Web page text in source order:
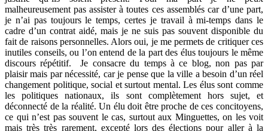
malheureusement pas assister à toutes ces assemblés car d’une part,
je n’ai pas toujours le temps, certes je travail à mi-temps dans le
cadre d’un contrat aidé, mais je ne suis pas souvent disponible du
fait de raisons personnelles. Alors oui, je me permets de critiquer ces
inutiles conseils, ou l’on entend de la part des élus toujours le même
discours répétitif. Je consacre du temps à ce blog, non pas par
plaisir mais par nécessité, car je pense que la ville a besoin d’un réel
changement politique, social et surtout mental. Les élus sont comme
les politiques nationaux, ils sont complètement hors sujet, et
déconnecté de la réalité. Un élu doit être proche de ces concitoyens,
ce qui n’est pas souvent le cas, surtout aux Minguettes, on les voit
mais très très rarement, excepté lors des élections pour aller à la